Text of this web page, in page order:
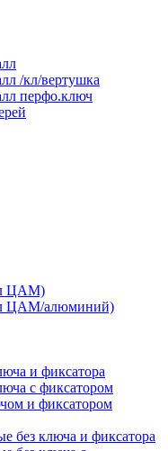
/кл/вертушка
перфо.ключ
ЦАМ)
ЦАМ/алюминий)
и фиксатора
с фиксатором
и фиксатором
без ключа и фиксатора